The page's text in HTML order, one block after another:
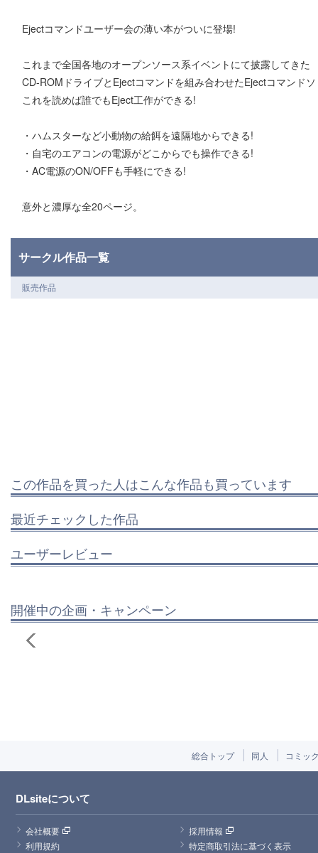
Ejectコマンドユーザー会の薄い本がついに登場!
これまで全国各地のオープンソース系イベントにて披露してきた
CD-ROMドライブとEjectコマンドを組み合わせたEjectコマンド
これを読めば誰でもEject工作ができる!
・ハムスターなど小動物の給餌を遠隔地からできる!
・自宅のエアコンの電源がどこからでも操作できる!
・AC電源のON/OFFも手軽にできる!
意外と濃厚な全20ページ。
サークル作品一覧
販売作品
この作品を買った人はこんな作品も買っています
最近チェックした作品
ユーザーレビュー
開催中の企画・キャンペーン
総合トップ 同人 コミッ
DLsiteについて
会社概要
採用情報
利用規約
特定商取引法に基づく表示